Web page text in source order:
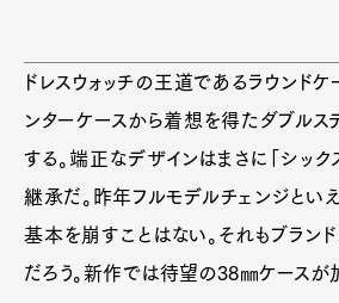
ドレスウォッチの王道であるラウンド
ンターケースから着想を得たダブルス
する。端正なデザインはまさに「シック
継承だ。昨年フルモデルチェンジといえ
基本を崩すことはない。それもブラン
だろう。新作では待望の38㎜ケースが